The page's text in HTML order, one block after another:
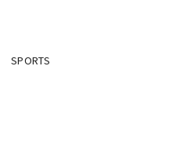
SPORTS